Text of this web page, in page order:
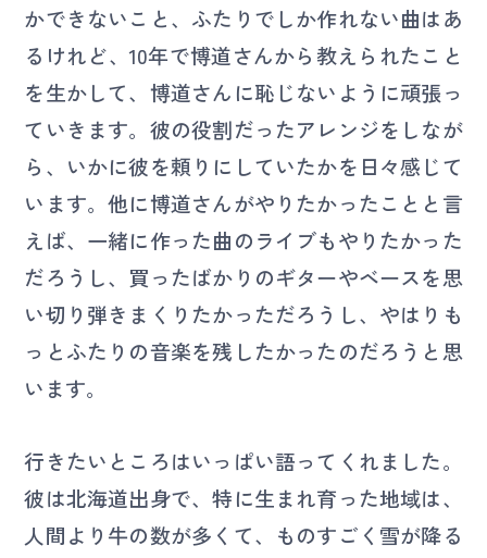
かできないこと、ふたりでしか作れない曲はあ
るけれど、10年で博道さんから教えられたこと
を生かして、博道さんに恥じないように頑張っ
ていきます。彼の役割だったアレンジをしなが
ら、いかに彼を頼りにしていたかを日々感じて
います。他に博道さんがやりたかったことと言
えば、一緒に作った曲のライブもやりたかった
だろうし、買ったばかりのギターやベースを思
い切り弾きまくりたかっただろうし、やはりも
っとふたりの音楽を残したかったのだろうと思
います。
行きたいところはいっぱい語ってくれました。
彼は北海道出身で、特に生まれ育った地域は、
人間より牛の数が多くて、ものすごく雪が降る